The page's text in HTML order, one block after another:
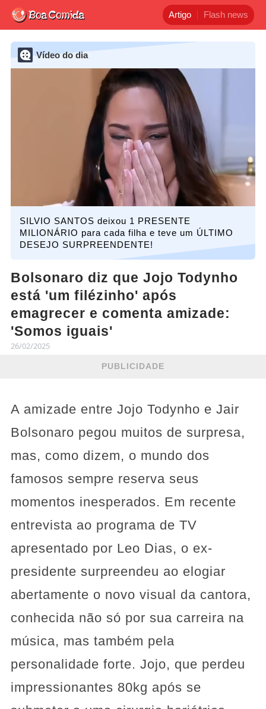
Artigo Flash news
Vídeo do dia
SILVIO SANTOS deixou 1 PRESENTE
MILIONÁRIO para cada filha e teve um ÚLTIMO
DESEJO SURPREENDENTE!
Bolsonaro diz que Jojo Todynho
está 'um filézinho' após
emagrecer e comenta amizade:
'Somos iguais'
26/02/2025
PUBLICIDADE
A amizade entre Jojo Todynho e Jair
Bolsonaro pegou muitos de surpresa,
mas, como dizem, o mundo dos
famosos sempre reserva seus
momentos inesperados. Em recente
entrevista ao programa de TV
apresentado por Leo Dias, o ex-
presidente surpreendeu ao elogiar
abertamente o novo visual da cantora,
conhecida não só por sua carreira na
música, mas também pela
personalidade forte. Jojo, que perdeu
impressionantes 80kg após se